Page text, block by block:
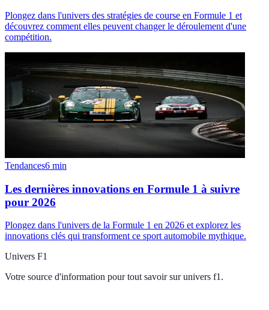
Plongez dans l'univers des stratégies de course en Formule 1 et
découvrez comment elles peuvent changer le déroulement d'une
compétition.
Tendances6 min
Les dernières innovations en Formule 1 à suivre
pour 2026
Plongez dans l'univers de la Formule 1 en 2026 et explorez les
innovations clés qui transforment ce sport automobile mythique.
Univers F1
Votre source d'information pour tout savoir sur univers f1.